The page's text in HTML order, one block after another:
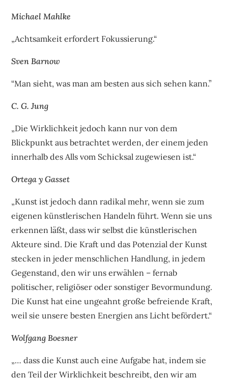
Michael Mahlke
„Achtsamkeit erfordert Fokussierung.“
Sven Barnow
“Man sieht, was man am besten aus sich sehen kann.”
C. G. Jung
„Die Wirklichkeit jedoch kann nur von dem
Blickpunkt aus betrachtet werden, der einem jeden
innerhalb des Alls vom Schicksal zugewiesen ist.“
Ortega y Gasset
„Kunst ist jedoch dann radikal mehr, wenn sie zum
eigenen künstlerischen Handeln führt. Wenn sie uns
erkennen läßt, dass wir selbst die künstlerischen
Akteure sind. Die Kraft und das Potenzial der Kunst
stecken in jeder menschlichen Handlung, in jedem
Gegenstand, den wir uns erwählen – fernab
politischer, religiöser oder sonstiger Bevormundung.
Die Kunst hat eine ungeahnt große befreiende Kraft,
weil sie unsere besten Energien ans Licht befördert.“
Wolfgang Boesner
„… dass die Kunst auch eine Aufgabe hat, indem sie
den Teil der Wirklichkeit beschreibt, den wir am